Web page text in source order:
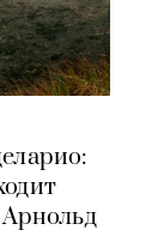
Арнольд